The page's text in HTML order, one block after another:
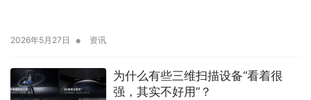
2026年5月27日 • 资讯
为什么有些三维扫描设备“看着很
强，其实不好用”？